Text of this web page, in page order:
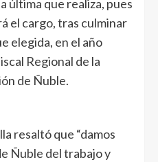
última que realiza, pues
el cargo, tras culminar
elegida, en el año
Regional de la
de Ñuble.
resaltó que “damos
Ñuble del trabajo y